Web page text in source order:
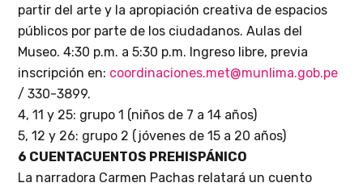
partir del arte y la apropiación creativa de espacios
públicos por parte de los ciudadanos.Aulas del
Museo.4:30 p.m. a 5:30 p.m. Ingreso libre, previa
inscripción en: coordinaciones.met@munlima.gob.pe
/ 330-3899.
4, 11 y 25: grupo 1 (niños de 7 a 14 años)
5, 12 y 26: grupo 2 (jóvenes de 15 a 20 años)
6 CUENTACUENTOS PREHISPÁNICO
La narradora Carmen Pachas relatará un cuento